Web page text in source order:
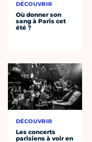
DÉCOUVRIR
Où donner son
sang à Paris cet
été ?
DÉCOUVRIR
Les concerts
parisiens à voir en